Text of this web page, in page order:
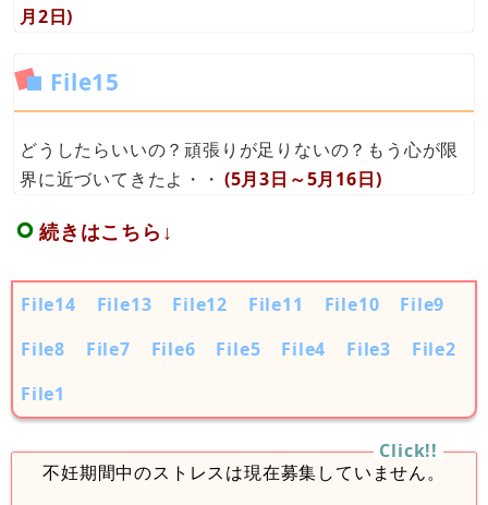
月2日)
File15
どうしたらいいの？頑張りが足りないの？もう心が限
界に近づいてきたよ・・ (5月3日～5月16日)
続きはこちら↓
File14 File13 File12 File11 File10
File9
File8
File7 File6 File5 File4 File3
File2
File1
不妊期間中のストレスは現在募集していません。